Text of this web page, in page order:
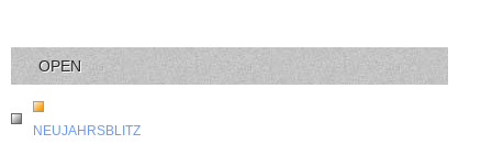
OPEN
NEUJAHRSBLITZ